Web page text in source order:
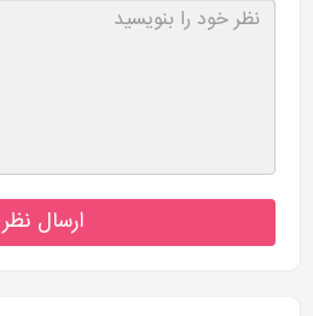
ارسال نظر